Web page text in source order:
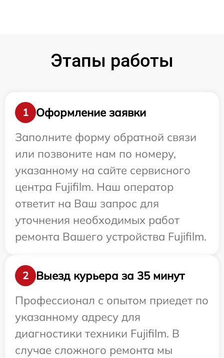
Этапы работы
1
Оформление заявки
Заполните форму обратной связи
или позвоните нам по номеру,
указанному на сайте сервисного
центра Fujifilm. Наш оператор
ответит на Ваш запрос для
уточнения необходимых работ
ремонта Вашего устройства Fujifilm.
2
Выезд курьера за 35 минут
Профессионал с опытом приедет по
указанному адресу для
диагностики техники Fujifilm. В
случае сложного ремонта мы